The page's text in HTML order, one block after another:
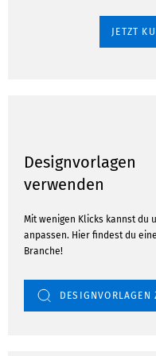
JETZT
Designvorlagen
verwenden
Mit wenigen Klicks kannst du
anpassen. Hier findest du
Branche!
DESIGNVORLAGEN